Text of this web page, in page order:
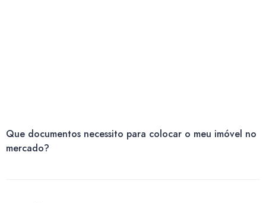
Que documentos necessito para colocar o meu imóvel no
mercado?